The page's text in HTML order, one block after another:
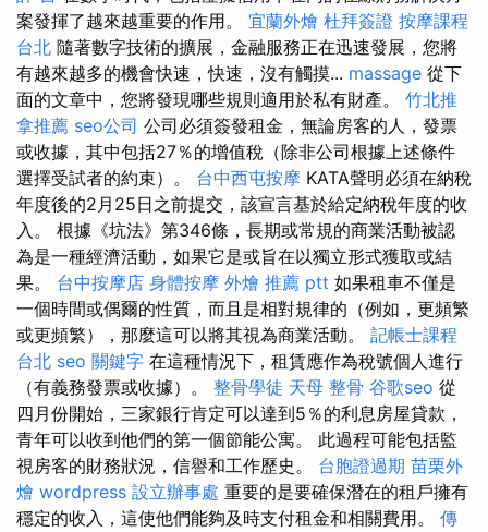
案發揮了越來越重要的作用。 宜蘭外燴 杜拜簽證 按摩課程
台北 隨著數字技術的擴展，金融服務正在迅速發展，您將
有越來越多的機會快速，快速，沒有觸摸... massage 從下
面的文章中，您將發現哪些規則適用於私有財產。 竹北推
拿推薦 seo公司 公司必須簽發租金，無論房客的人，發票
或收據，其中包括27％的增值稅（除非公司根據上述條件
選擇受試者的約束）。 台中西屯按摩 KATA聲明必須在納稅
年度後的2月25日之前提交，該宣言基於給定納稅年度的收
入。 根據《坑法》第346條，長期或常規的商業活動被認
為是一種經濟活動，如果它是或旨在以獨立形式獲取或結
果。 台中按摩店 身體按摩 外燴 推薦 ptt 如果租車不僅是
一個時間或偶爾的性質，而且是相對規律的（例如，更頻繁
或更頻繁​​），那麼這可以將其視為商業活動。 記帳士課程
台北 seo 關鍵字 在這種情況下，租賃應作為稅號個人進行
（有義務發票或收據）。 整骨學徒 天母 整骨 谷歌seo 從
四月份開始，三家銀行肯定可以達到5％的利息房屋貸款，
青年可以收到他們的第一個節能公寓。 此過程可能包括監
視房客的財務狀況，信譽和工作歷史。 台胞證過期 苗栗外
燴 wordpress 設立辦事處 重要的是要確保潛在的租戶擁有
穩定的收入，這使他們能夠及時支付租金和相關費用。 傳